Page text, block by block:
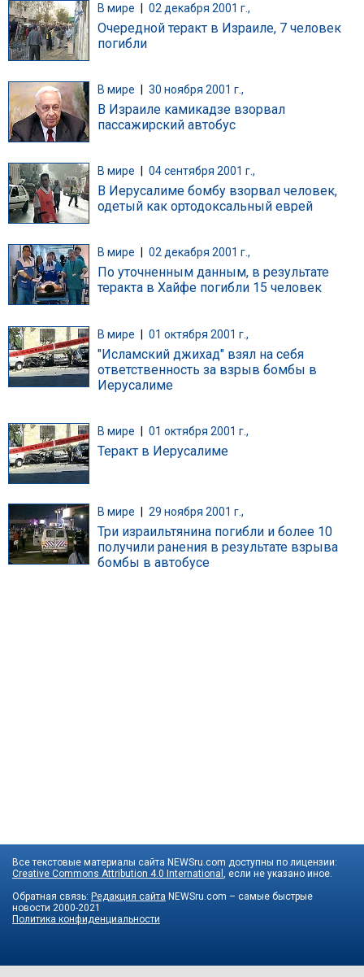
В мире | 02 декабря 2001 г.,
Очередной теракт в Израиле, 7 человек
погибли
В мире 30 ноября 2001 г.,
В Израиле камикадзе взорвал
пассажирский автобус
В мире 04 сентября 2001 г.,
В Иерусалиме бомбу взорвал человек,
одетый как ортодоксальный еврей
В мире 02 декабря 2001 г.,
По уточненным данным, в результате
теракта в Хайфе погибли 15 человек
В мире | 01 октября 2001 г.,
"Исламский джихад" взял на себя
ответственность за взрыв бомбы в
Иерусалиме
В мире 01 октября 2001 г.,
Теракт в Иерусалиме
В мире 29 ноября 2001 г.,
Три израильтянина погибли и более 10
получили ранения в результате взрыва
бомбы в автобусе
Все текстовые материалы сайта NEWSru.com доступны по лицензии:
Creative Commons Attribution 4.0 International , если не указано иное.
Обратная связь: Редакция сайта NEWSru.com – самые быстрые
новости 2000-2021
Политика конфиденциальности